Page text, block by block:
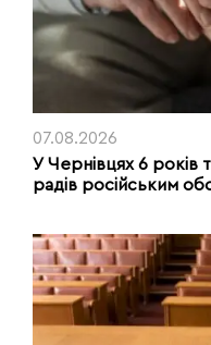
07.08.2026
У Чернівцях 6 років
радів російським